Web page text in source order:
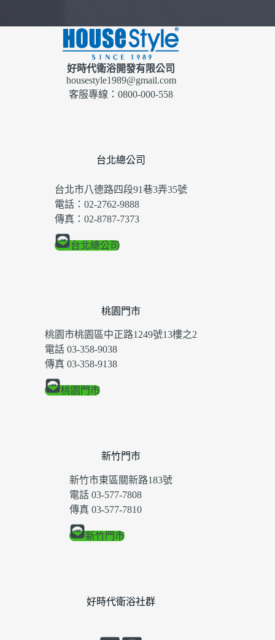
好時代衛浴開發有限公司
housestyle1989@gmail.com
客服專線：0800-000-558
台北總公司
台北市八德路四段91巷3弄35號
電話：02-2762-9888
傳真：02-8787-7373
台北總公司
桃園門市
桃園市桃園區中正路1249號13樓之2
電話 03-358-9038
傳真 03-358-9138
桃園門市
新竹門市
新竹市東區關新路183號
電話 03-577-7808
傳真 03-577-7810
新竹門市
好時代衛浴社群